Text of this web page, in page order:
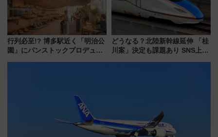
行列必至!? 博多駅近く「明治公
園」にパンストックプロデュー
どうなる？北陸新幹線延伸 「桂
川案」決定も課題あり SNS上の